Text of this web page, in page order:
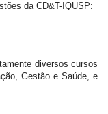
da CD&T-IQUSP:
diversos cursos
Gestão e Saúde, e